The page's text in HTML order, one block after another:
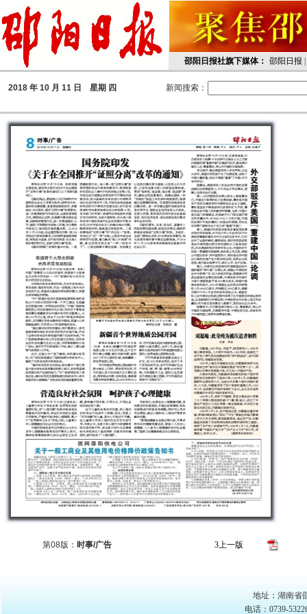
邵阳日报社旗下媒体： 邵阳日报
2018 年 10 月 11 日 星期 四 新闻搜索：
第08版： 时事/广告 3上一版
地址：湖南省
电话：0739-